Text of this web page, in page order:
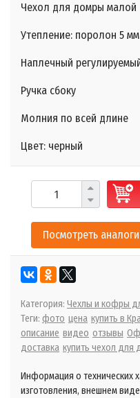
Чехол для домры малой
Утепление: поролон 5 мм
Наплечный
Ручка сбоку
Молния по всей длине
Цвет: черный
Посмотреть аналоги
Категория: Чехлы и кофры
Теги: фото цена купить в
описание видео отзывы
доставка купить чехол для
Информация о технических
изготовления, внешнем